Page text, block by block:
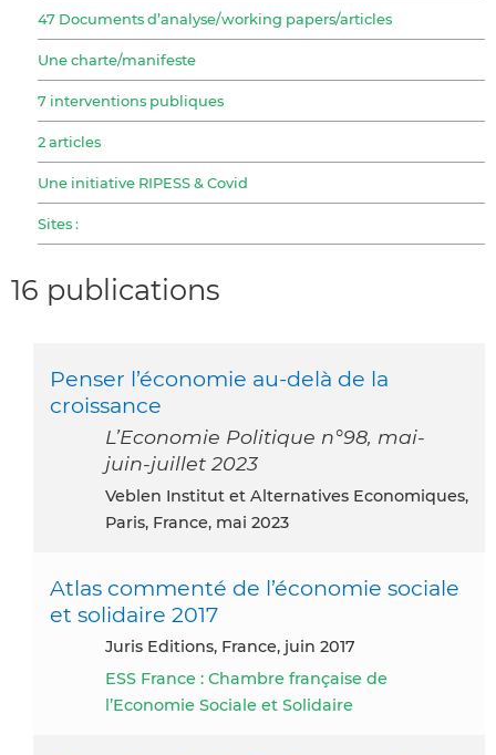
47 Documents d’analyse/working papers/articles
Une charte/manifeste
7 interventions publiques
2 articles
Une initiative RIPESS & Covid
Sites :
16 publications
Penser l’économie au-delà de la
croissance
L’Economie Politique n°98, mai-
juin-juillet 2023
Veblen Institut et Alternatives Economiques,
Paris, France, mai 2023
Atlas commenté de l’économie sociale
et solidaire 2017
Juris Editions, France, juin 2017
ESS France : Chambre française de
l’Economie Sociale et Solidaire